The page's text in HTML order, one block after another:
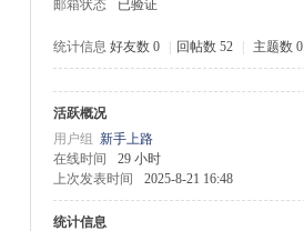
邮箱状态
已验证
统计信息 好友数 0 回帖数 52 主题数 0
活跃概况
用户组 新手上路
在线时间
29 小时
上次发表时间
2025-8-21 16:48
统计信息